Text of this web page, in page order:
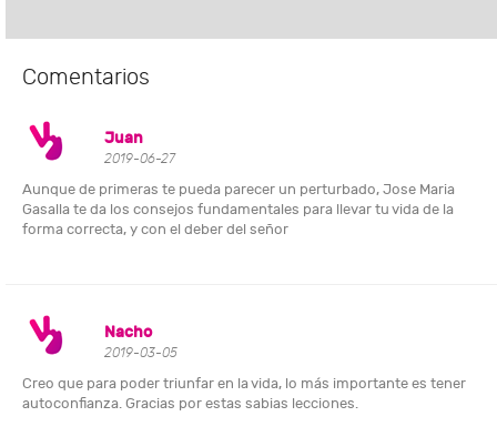
Comentarios
Juan
2019-06-27
Aunque de primeras te pueda parecer un perturbado, Jose Maria
Gasalla te da los consejos fundamentales para llevar tu vida de la
forma correcta, y con el deber del señor
Nacho
2019-03-05
Creo que para poder triunfar en la vida, lo más importante es tener
autoconfianza. Gracias por estas sabias lecciones.